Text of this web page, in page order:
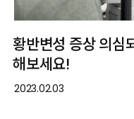
황반변성 증상 의심
해보세요!
2023.02.03